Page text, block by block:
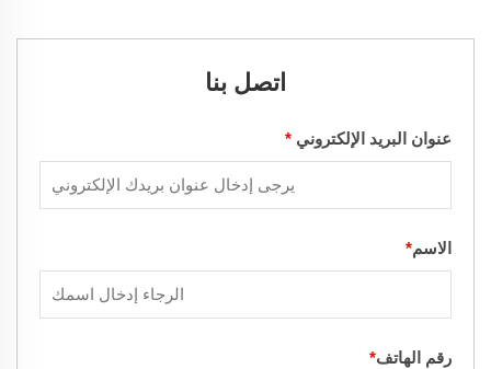
اتصل بنا
عنوان البريد الإلكتروني *
الاسم*
رقم الهاتف*